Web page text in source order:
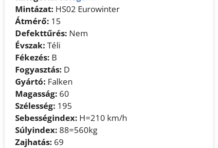
Mintázat: HS02 Eurowinter
Átmérő: 15
Defekttűrés: Nem
Évszak: Téli
Fékezés: B
Fogyasztás: D
Gyártó: Falken
Magasság: 60
Szélesség: 195
Sebességindex: H=210 km/h
Súlyindex: 88=560kg
Zajhatás: 69